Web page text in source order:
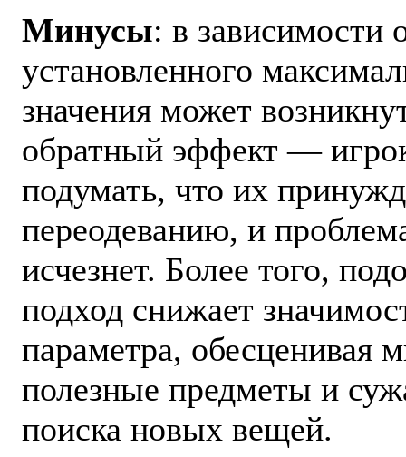
Минусы: в зависимости
установленного
значения может
обратный эффект —
подумать, что их
переодеванию, и
исчезнет. Более того,
подход снижает
параметра, обесценивая
полезные предметы и
поиска новых вещей.